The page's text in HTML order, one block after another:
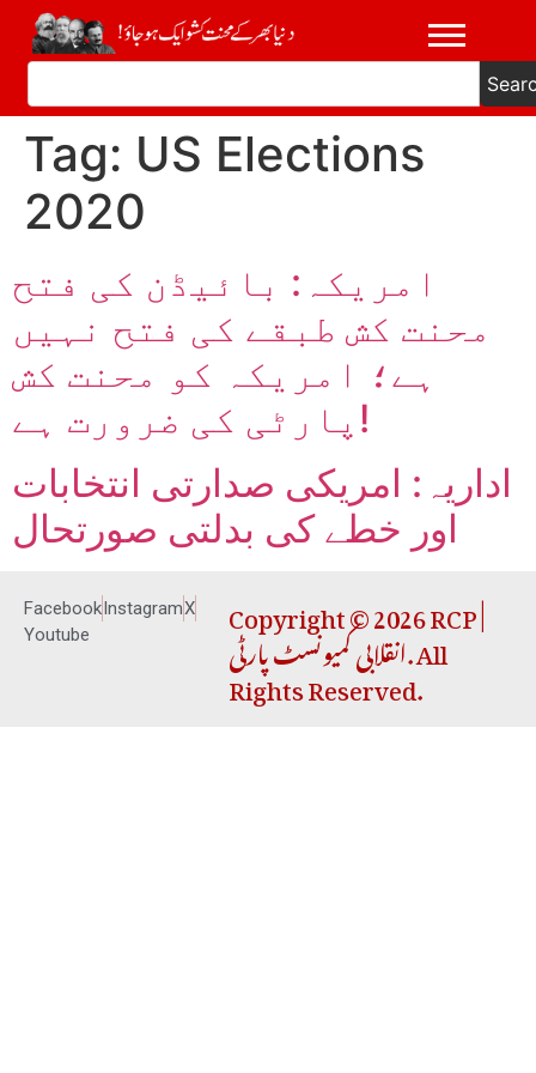
Tag: US Elections
2020
امریکہ: بائیڈن کی فتح
محنت کش طبقے کی فتح نہیں
ہے؛ امریکہ کو محنت کش
پارٹی کی ضرورت ہے!
اداریہ: امریکی صدارتی انتخابات
اور خطے کی بدلتی صورتحال
FacebookInstagramX
Youtube
Copyright © 2026 RCP |
انقلابی کمیونسٹ پارٹی. All
Rights Reserved.